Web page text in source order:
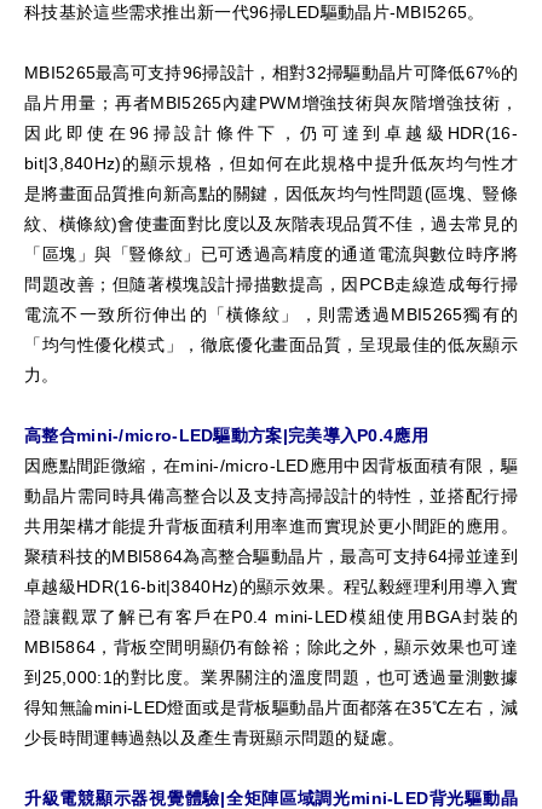
科技基於這些需求推出新一代96掃LED驅動晶片-MBI5265。
MBI5265最高可支持96掃設計，相對32掃驅動晶片可降低67%的
晶片用量；再者MBI5265內建PWM增強技術與灰階增強技術，
因此即使在96掃設計條件下，仍可達到卓越級HDR(16-
bit|3,840Hz)的顯示規格，但如何在此規格中提升低灰均勻性才
是將畫面品質推向新高點的關鍵，因低灰均勻性問題(區塊、豎條
紋、橫條紋)會使畫面對比度以及灰階表現品質不佳，過去常見的
「區塊」與「豎條紋」已可透過高精度的通道電流與數位時序將
問題改善；但隨著模塊設計掃描數提高，因PCB走線造成每行掃
電流不一致所衍伸出的「橫條紋」，則需透過MBI5265獨有的
「均勻性優化模式」，徹底優化畫面品質，呈現最佳的低灰顯示
力。
高整合mini-/micro-LED驅動方案|完美導入P0.4應用
因應點間距微縮，在mini-/micro-LED應用中因背板面積有限，驅
動晶片需同時具備高整合以及支持高掃設計的特性，並搭配行掃
共用架構才能提升背板面積利用率進而實現於更小間距的應用。
聚積科技的MBI5864為高整合驅動晶片，最高可支持64掃並達到
卓越級HDR(16-bit|3840Hz)的顯示效果。程弘毅經理利用導入實
證讓觀眾了解已有客戶在P0.4 mini-LED模組使用BGA封裝的
MBI5864，背板空間明顯仍有餘裕；除此之外，顯示效果也可達
到25,000:1的對比度。業界關注的溫度問題，也可透過量測數據
得知無論mini-LED燈面或是背板驅動晶片面都落在35℃左右，減
少長時間運轉過熱以及產生青斑顯示問題的疑慮。
升級電競顯示器視覺體驗|全矩陣區域調光mini-LED背光驅動晶